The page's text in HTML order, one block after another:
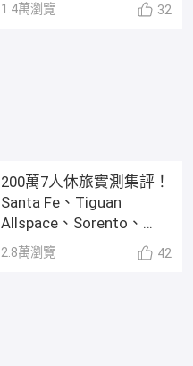
1.4萬瀏覽 32
200萬7人休旅實測集評！
Santa Fe、Tiguan
Allspace、Sorento、
5008、CX-9【性能測試】
2.8萬瀏覽 42